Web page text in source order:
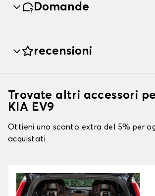
Domande
recensioni
Trovate altri accessori
KIA EV9
Ottieni uno sconto extra del 5% per
acquistati